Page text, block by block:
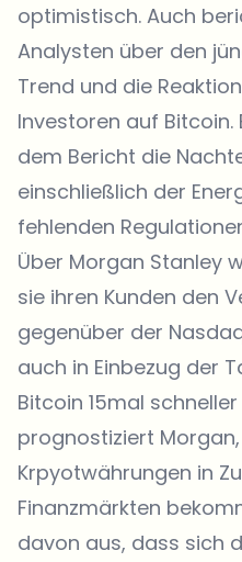
optimistisch. Auch
Analysten über den
Trend und die
Investoren auf Bitcoin.
dem Bericht die
einschließlich der
fehlenden
Über Morgan Stanley
sie ihren Kunden den
gegenüber der
auch in Einbezug der
Bitcoin 15mal
prognostiziert
Krpyotwährungen in
Finanzmärkten
davon aus, dass sich